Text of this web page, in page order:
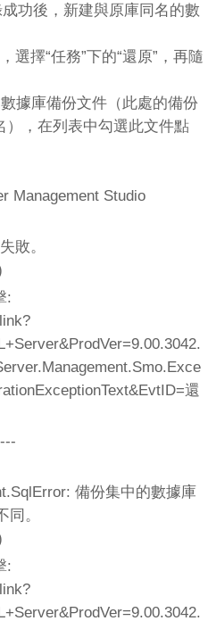
功後，新建與原庫同名的數
選擇“任務”下的“還原”，再隨
據庫備份文件（此處的備份
），在列表中勾選此文件點
Management Studio
敗。
:
還
備份集中的數據庫
。
: